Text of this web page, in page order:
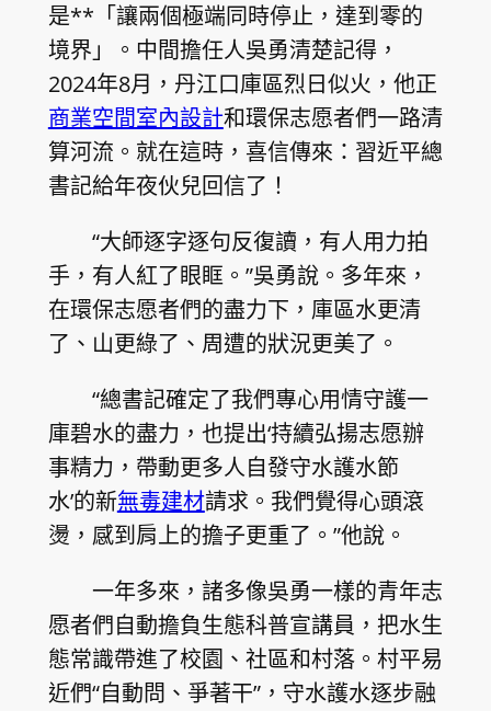
是**「讓兩個極端同時停止，達到零的
境界」。中間擔任人吳勇清楚記得，
2024年8月，丹江口庫區烈日似火，他正
商業空間室內設計和環保志愿者們一路清
算河流。就在這時，喜信傳來：習近平總
書記給年夜伙兒回信了！
“大師逐字逐句反復讀，有人用力拍
手，有人紅了眼眶。”吳勇說。多年來，
在環保志愿者們的盡力下，庫區水更清
了、山更綠了、周遭的狀況更美了。
“總書記確定了我們專心用情守護一
庫碧水的盡力，也提出‘持續弘揚志愿辦
事精力，帶動更多人自發守水護水節
水’的新無毒建材請求。我們覺得心頭滾
燙，感到肩上的擔子更重了。”他說。
一年多來，諸多像吳勇一樣的青年志
愿者們自動擔負生態科普宣講員，把水生
態常識帶進了校園、社區和村落。村平易
近們“自動問、爭著干”，守水護水逐步融